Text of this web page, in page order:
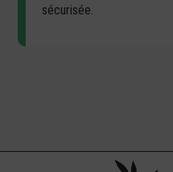
sécurisée.